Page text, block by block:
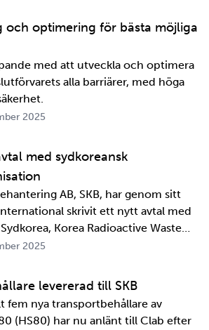
För oss på SKB är det …
och optimering för bästa möjliga
med att utveckla och optimera
alla barriärer, med höga
2025
med sydkoreansk
AB, SKB, har genom sitt
skrivit ett nytt avtal med
Korea Radioactive Waste
som är ett så kallat
två organisationerna. …
2025
levererad till SKB
fem nya transportbehållare av
(HS80) har nu anlänt till Clab efter